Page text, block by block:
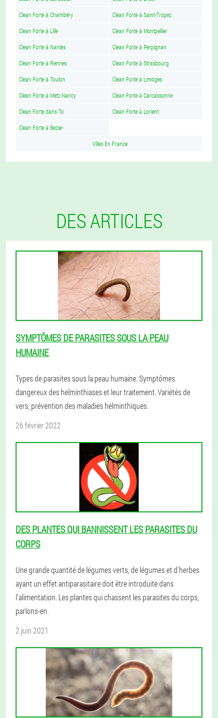
Clean Forte à Chambéry Clean Forte à Saint-Tropez
Clean Forte à Lille Clean Forte à Montpellier
Clean Forte à Nantes Clean Forte à Perpignan
Clean Forte à Rennes Clean Forte à Strasbourg
Clean Forte à Toulon Clean Forte à Limoges
Clean Forte à Metz-Nancy Clean Forte à Carcassonne
Clean Forte dans To Clean Forte à Lorient
Clean Forte à Bezier
Villes En France
DES ARTICLES
SYMPTÔMES DE PARASITES SOUS LA PEAU
HUMAINE
Types de parasites sous la peau humaine. Symptômes
dangereux des helminthiases et leur traitement. Variétés de
vers, prévention des maladies helminthiques.
26 février 2022
DES PLANTES QUI BANNISSENT LES PARASITES DU
CORPS
Une grande quantité de légumes verts, de légumes et d'herbes
ayant un effet antiparasitaire doit être introduite dans
l'alimentation. Les plantes qui chassent les parasites du corps,
parlons-en.
2 juin 2021